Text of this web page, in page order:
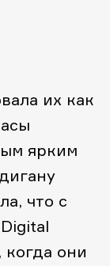
их как
ярким
что с
они